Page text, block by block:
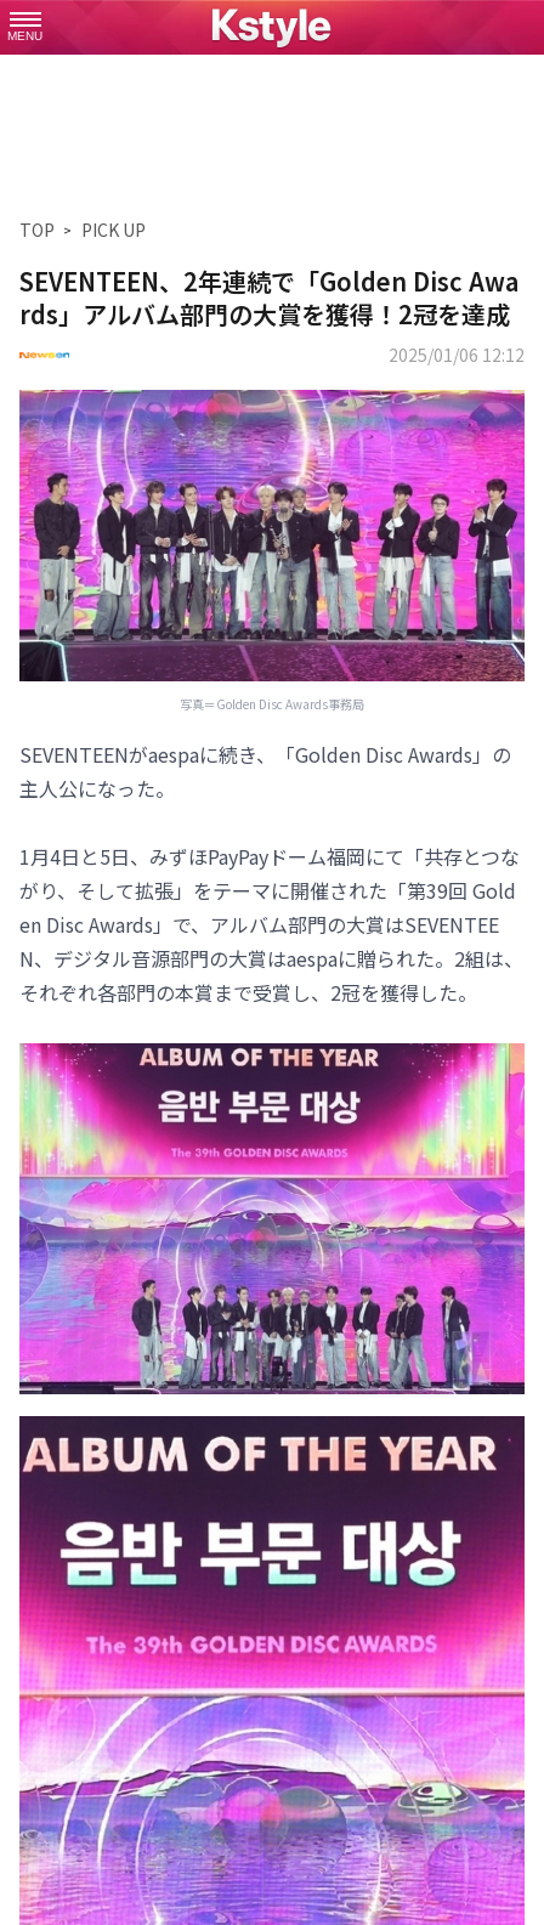
MENU
TOP PICK UP
SEVENTEEN、2年連続で「Golden Disc Awa
rds」アルバム部門の大賞を獲得！2冠を達成
2025/01/06 12:12
写真＝Golden Disc Awards事務局
SEVENTEENがaespaに続き、「Golden Disc Awards」の
主人公になった。
1月4日と5日、みずほPayPayドーム福岡にて「共存とつな
がり、そして拡張」をテーマに開催された「第39回 Gold
en Disc Awards」で、アルバム部門の大賞はSEVENTEE
N、デジタル音源部門の大賞はaespaに贈られた。2組は、
それぞれ各部門の本賞まで受賞し、2冠を獲得した。